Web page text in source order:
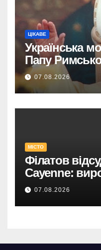
ЦІКАВЕ
Українська
Папу
07.08.2026
МІСТО
Філатов
Cayenne:
фейк.
07.08.2026